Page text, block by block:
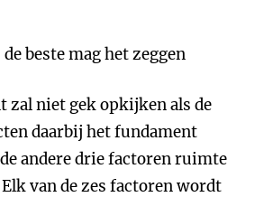
beste mag het zeggen
zal niet gek opkijken als de
daarbij het fundament
andere drie factoren ruimte
van de zes factoren wordt